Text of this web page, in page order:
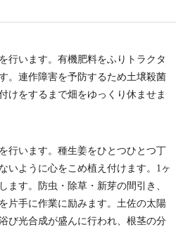
行います。有機肥料をふりトラクタ
。連作障害を予防するため土壌殺菌
けをするまで畑をゆっくり休ませま
行います。種生姜をひとつひとつ丁
いように心をこめ植え付けます。1ヶ
ます。防虫・除草・新芽の間引き、
片手に作業に励みます。土佐の太陽
び光合成が盛んに行われ、根茎の分